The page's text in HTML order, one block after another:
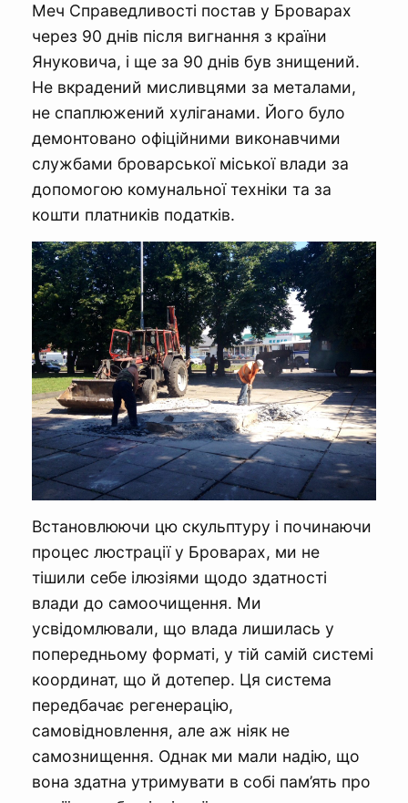
Меч Справедливості постав у Броварах
через 90 днів після вигнання з країни
Януковича, і ще за 90 днів був знищений.
Не вкрадений мисливцями за металами,
не спаплюжений хуліганами. Його було
демонтовано офіційними виконавчими
службами броварської міської влади за
допомогою комунальної техніки та за
кошти платників податків.
Встановлюючи цю скульптуру і починаючи
процес люстрації у Броварах, ми не
тішили себе ілюзіями щодо здатності
влади до самоочищення. Ми
усвідомлювали, що влада лишилась у
попередньому форматі, у тій самій системі
координат, що й дотепер. Ця система
передбачає регенерацію,
самовідновлення, але аж ніяк не
самознищення. Однак ми мали надію, що
вона здатна утримувати в собі пам’ять про